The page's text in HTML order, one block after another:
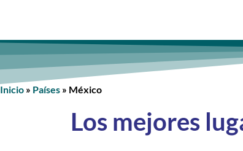
Inicio » Países » México
Los mejores